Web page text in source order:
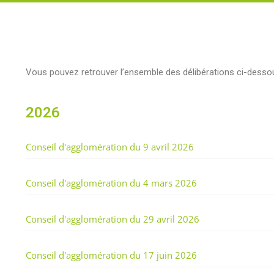
Vous pouvez retrouver l’ensemble des délibérations ci-
2026
Conseil d'agglomération du 9 avril 2026
Conseil d'agglomération du 4 mars 2026
Conseil d'agglomération du 29 avril 2026
Conseil d'agglomération du 17 juin 2026